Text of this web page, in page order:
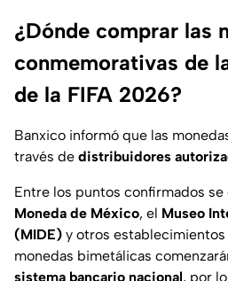
¿Dónde comprar las
conmemorativas de
de la FIFA 2026?
Banxico informó que las
través de distribuidores
Entre los puntos confirmados se
Moneda de México, el Museo
(MIDE) y otros establecimientos
monedas bimetálicas
sistema bancario nacional, por